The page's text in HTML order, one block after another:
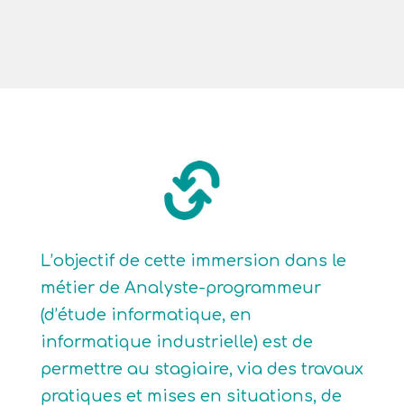
L’objectif de cette immersion dans le
métier de Analyste-programmeur
(d’étude informatique, en
informatique industrielle) est de
permettre au stagiaire, via des travaux
pratiques et mises en situations, de